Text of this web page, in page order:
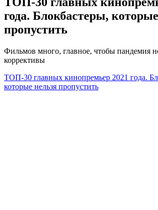
года. Блокбастеры,
пропустить
Фильмов много, главное, чтобы пандемия
коррективы
ТОП-30 главных кинопремьер 2021 года.
которые нельзя пропустить